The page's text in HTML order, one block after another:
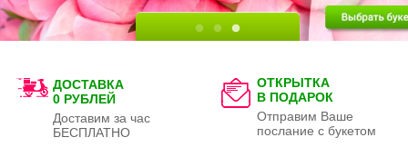
ДОСТАВКА
0 РУБЛЕЙ
Доставим за час
БЕСПЛАТНО
ОТКРЫТКА
В ПОДАРОК
Отправим Ваше
послание с букетом